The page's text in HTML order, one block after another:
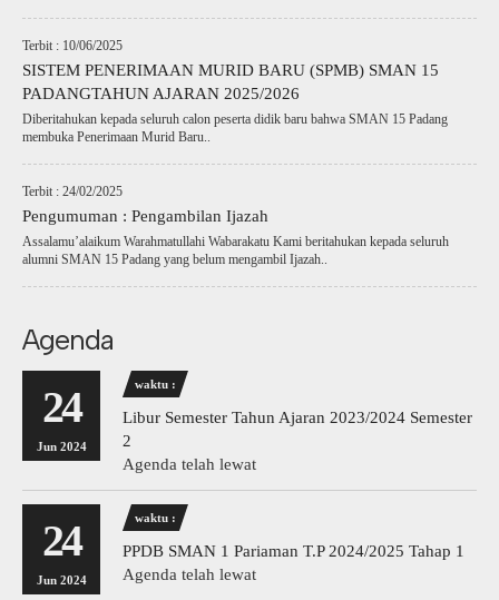
Terbit : 10/06/2025
SISTEM PENERIMAAN MURID BARU (SPMB) SMAN 15
PADANGTAHUN AJARAN 2025/2026
Diberitahukan kepada seluruh calon peserta didik baru bahwa SMAN 15 Padang
membuka Penerimaan Murid Baru..
Terbit : 24/02/2025
Pengumuman : Pengambilan Ijazah
Assalamu’alaikum Warahmatullahi Wabarakatu Kami beritahukan kepada seluruh
alumni SMAN 15 Padang yang belum mengambil Ijazah..
Agenda
24
Jun 2024
waktu :
Libur Semester Tahun Ajaran 2023/2024 Semester
2
Agenda telah lewat
24
Jun 2024
waktu :
PPDB SMAN 1 Pariaman T.P 2024/2025 Tahap 1
Agenda telah lewat